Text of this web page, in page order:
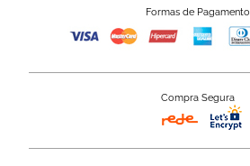
Formas de Pagamento
Compra Segura